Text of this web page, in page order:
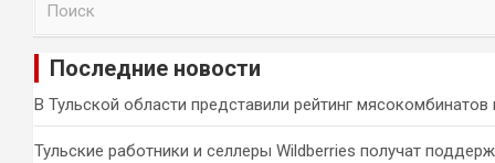
и
Последние новости
В Тульской области представили рейтинг
Тульские работники и селлеры Wildberries получат